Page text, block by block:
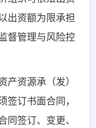
出资额为限承担
督管理与风险控
产资源承（发）
签订书面合同，
同签订、变更、